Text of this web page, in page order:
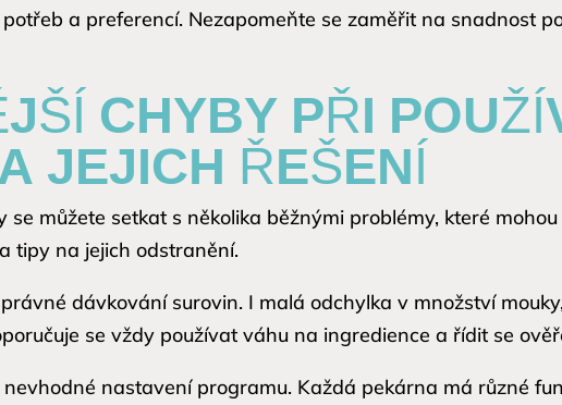
a preferencí. Nezapomeňte se zaměřit na snadnost
CHYBY PŘI
JEJICH ŘEŠENÍ
můžete setkat s několika běžnými problémy, které
tipy na jejich odstranění.
dávkování surovin. I malá odchylka v množství
se vždy používat váhu na ingredience a řídit se
nastavení programu. Každá pekárna má různé